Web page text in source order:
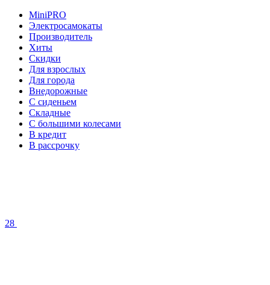
MiniPRO
Электросамокаты
Производитель
Хиты
Скидки
Для взрослых
Для города
Внедорожные
С сиденьем
Складные
С большими колесами
В кредит
В рассрочку
28